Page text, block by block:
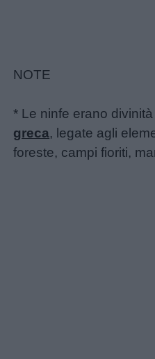
NOTE
* Le ninfe erano
greca, legate agli
foreste, campi fioriti,